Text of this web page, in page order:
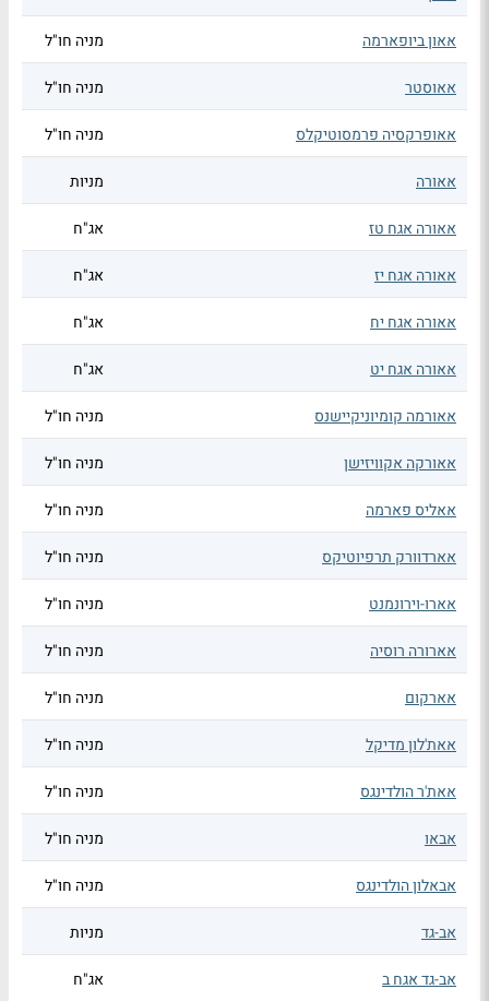
אאון ביופארמה מניה חו"ל
אאוסטר מניה חו"ל
אאופרקסיה פרמסוטיקלס מניה חו"ל
אאורה מניות
אאורה אגח טז אג"ח
אאורה אגח יז אג"ח
אאורה אגח יח אג"ח
אאורה אגח יט אג"ח
אאורמה קומיוניקיישנס מניה חו"ל
אאורקה אקוויזישן מניה חו"ל
אאליס פארמה מניה חו"ל
אארדוורק תרפיוטיקס מניה חו"ל
אארו-וירונמנט מניה חו"ל
אארורה רוסיה מניה חו"ל
אארקום מניה חו"ל
אאת'לון מדיקל מניה חו"ל
אאת'ר הולדינגס מניה חו"ל
אבאו מניה חו"ל
אבאלון הולדינגס מניה חו"ל
אב-גד מניות
אב-גד אגח ב אג"ח